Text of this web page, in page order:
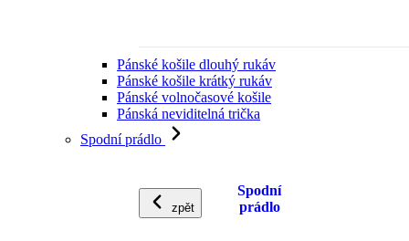
Pánské košile dlouhý rukáv
Pánské košile krátký rukáv
Pánské volnočasové košile
Pánská neviditelná trička
Spodní prádlo
zpět
Spodní
prádlo